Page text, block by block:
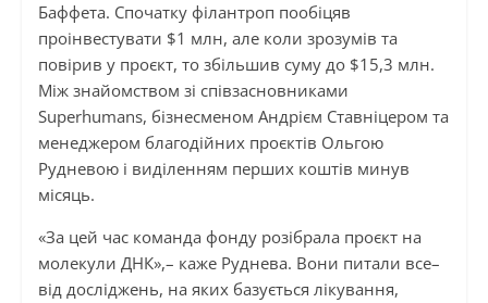
Баффета. Спочатку філантроп пообіцяв
проінвестувати $1 млн, але коли зрозумів та
повірив у проєкт, то збільшив суму до $15,3 млн.
Між знайомством зі співзасновниками
Superhumans, бізнесменом Андрієм Ставніцером та
менеджером благодійних проєктів Ольгою
Рудневою і виділенням перших коштів минув
місяць.
«За цей час команда фонду розібрала проєкт на
молекули ДНК»,– каже Руднева. Вони питали все–
від досліджень, на яких базується лікування,